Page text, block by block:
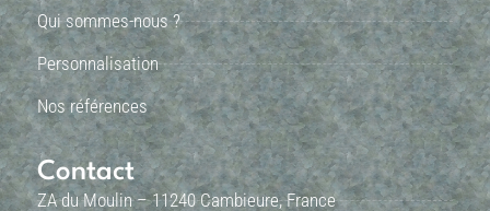
Qui sommes-nous ?
Personnalisation
Nos références
Contact
ZA du Moulin – 11240 Cambieure, France